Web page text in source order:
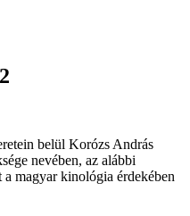
belül Korózs András
nevében, az alábbi
magyar kinológia érdekében